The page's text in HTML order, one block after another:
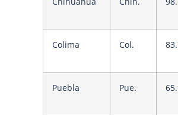
Colima Col.
Puebla Pue.